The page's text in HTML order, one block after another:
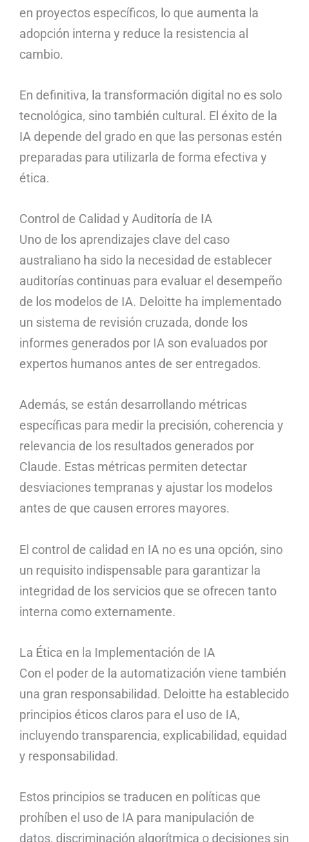
en proyectos específicos, lo que aumenta la
adopción interna y reduce la resistencia al
cambio.
En definitiva, la transformación digital no es solo
tecnológica, sino también cultural. El éxito de la
IA depende del grado en que las personas estén
preparadas para utilizarla de forma efectiva y
ética.
Control de Calidad y Auditoría de IA
Uno de los aprendizajes clave del caso
australiano ha sido la necesidad de establecer
auditorías continuas para evaluar el desempeño
de los modelos de IA. Deloitte ha implementado
un sistema de revisión cruzada, donde los
informes generados por IA son evaluados por
expertos humanos antes de ser entregados.
Además, se están desarrollando métricas
específicas para medir la precisión, coherencia y
relevancia de los resultados generados por
Claude. Estas métricas permiten detectar
desviaciones tempranas y ajustar los modelos
antes de que causen errores mayores.
El control de calidad en IA no es una opción, sino
un requisito indispensable para garantizar la
integridad de los servicios que se ofrecen tanto
interna como externamente.
La Ética en la Implementación de IA
Con el poder de la automatización viene también
una gran responsabilidad. Deloitte ha establecido
principios éticos claros para el uso de IA,
incluyendo transparencia, explicabilidad, equidad
y responsabilidad.
Estos principios se traducen en políticas que
prohíben el uso de IA para manipulación de
datos, discriminación algorítmica o decisiones sin